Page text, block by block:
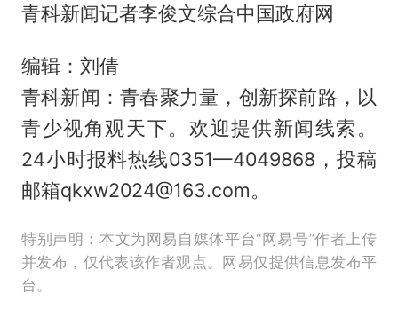
青科新闻记者李俊文综合中国政府网
编辑：刘倩
青科新闻：青春聚力量，创新探前路，以
青少视角观天下。欢迎提供新闻线索。
24小时报料热线0351—4049868，投稿
邮箱qkxw2024@163.com。
特别声明：本文为网易自媒体平台“网易号”作者上传
并发布，仅代表该作者观点。网易仅提供信息发布平
台。